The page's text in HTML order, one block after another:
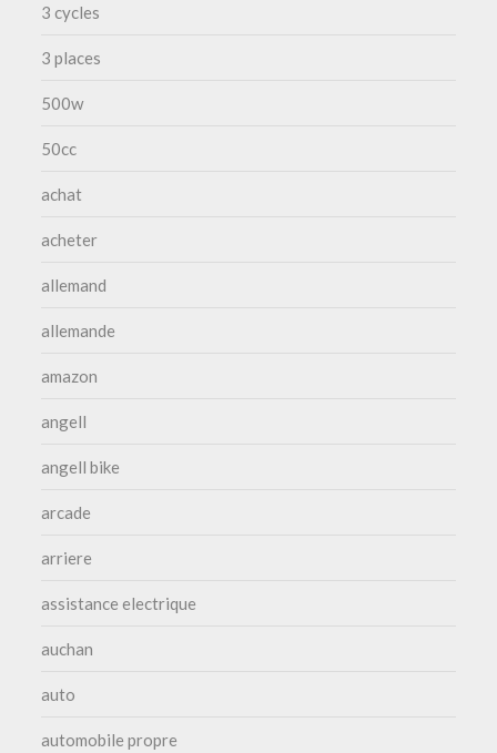
3 cycles
3 places
500w
50cc
achat
acheter
allemand
allemande
amazon
angell
angell bike
arcade
arriere
assistance electrique
auchan
auto
automobile propre